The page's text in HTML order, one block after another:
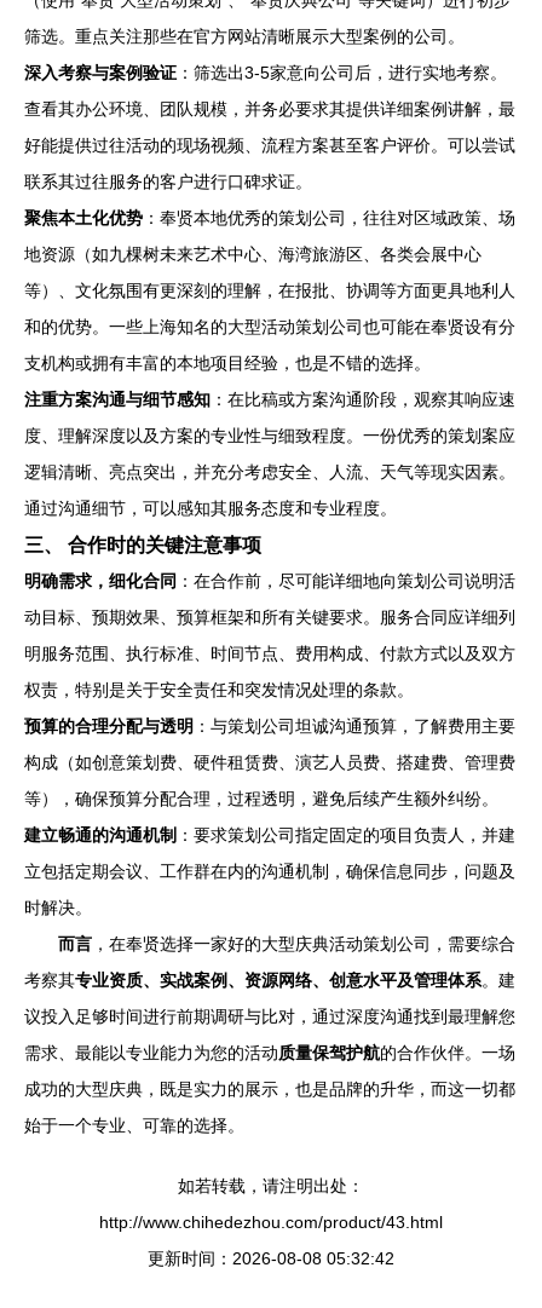
筛选。重点关注那些在官方网站清晰展示大型案例的公司。
深入考察与案例验证 ：筛选出3-5家意向公司后，进行实地考察。
查看其办公环境、团队规模，并务必要求其提供详细案例讲解，最
好能提供过往活动的现场视频、流程方案甚至客户评价。可以尝试
联系其过往服务的客户进行口碑求证。
聚焦本土化优势 ：奉贤本地优秀的策划公司，往往对区域政策、场
地资源（如九棵树未来艺术中心、海湾旅游区、各类会展中心
等）、文化氛围有更深刻的理解，在报批、协调等方面更具地利人
和的优势。一些上海知名的大型活动策划公司也可能在奉贤设有分
支机构或拥有丰富的本地项目经验，也是不错的选择。
注重方案沟通与细节感知 ：在比稿或方案沟通阶段，观察其响应速
度、理解深度以及方案的专业性与细致程度。一份优秀的策划案应
逻辑清晰、亮点突出，并充分考虑安全、人流、天气等现实因素。
通过沟通细节，可以感知其服务态度和专业程度。
三、 合作时的关键注意事项
明确需求，细化合同 ：在合作前，尽可能详细地向策划公司说明活
动目标、预期效果、预算框架和所有关键要求。服务合同应详细列
明服务范围、执行标准、时间节点、费用构成、付款方式以及双方
权责，特别是关于安全责任和突发情况处理的条款。
预算的合理分配与透明 ：与策划公司坦诚沟通预算，了解费用主要
构成（如创意策划费、硬件租赁费、演艺人员费、搭建费、管理费
等），确保预算分配合理，过程透明，避免后续产生额外纠纷。
建立畅通的沟通机制 ：要求策划公司指定固定的项目负责人，并建
立包括定期会议、工作群在内的沟通机制，确保信息同步，问题及
时解决。
而言 ，在奉贤选择一家好的大型庆典活动策划公司，需要综合
考察其专业资质、实战案例、资源网络、创意水平及管理体系。建
议投入足够时间进行前期调研与比对，通过深度沟通找到最理解您
需求、最能以专业能力为您的活动质量保驾护航的合作伙伴。一场
成功的大型庆典，既是实力的展示，也是品牌的升华，而这一切都
始于一个专业、可靠的选择。
如若转载，请注明出处：
http://www.chihedezhou.com/product/43.html
更新时间：2026-08-08 05:32:42